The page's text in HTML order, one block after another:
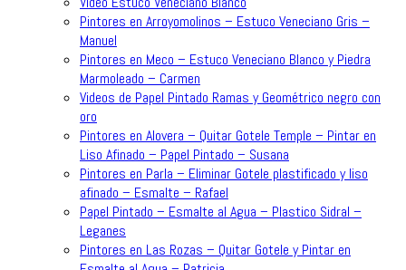
Pintores en Arroyomolinos – Estuco Veneciano Gris –
Manuel
Pintores en Meco – Estuco Veneciano Blanco y Piedra
Marmoleado – Carmen
Videos de Papel Pintado Ramas y Geométrico negro con
oro
Pintores en Alovera – Quitar Gotele Temple – Pintar en
Liso Afinado – Papel Pintado – Susana
Pintores en Parla – Eliminar Gotele plastificado y liso
afinado – Esmalte – Rafael
Papel Pintado – Esmalte al Agua – Plastico Sidral –
Leganes
Pintores en Las Rozas – Quitar Gotele y Pintar en